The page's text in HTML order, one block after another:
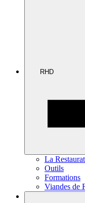
RHD
La
Outils
Formations
Viandes de